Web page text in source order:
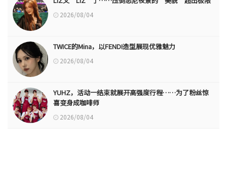
2026/08/04
TWICE的Mina，以FENDI造型展现优雅魅力
2026/08/04
YUHZ，活动一结束就展开高强度行程……为了粉丝惊
喜变身成咖啡师
2026/08/04